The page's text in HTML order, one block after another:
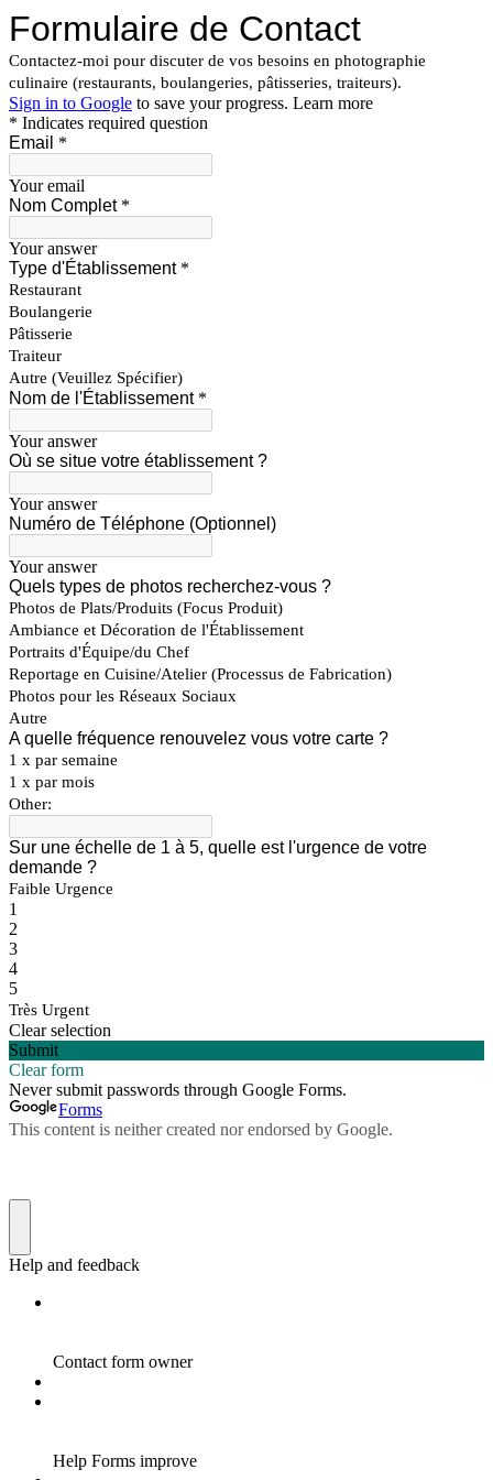
Formulaire de Contact
Contactez-moi pour discuter de vos besoins en photographie
culinaire (restaurants, boulangeries, pâtisseries, traiteurs).
Sign in to Google to save your progress. Learn more
* Indicates required question
Email *
Your email
Nom Complet*
Your answer
Type d'Établissement*
Restaurant
Boulangerie
Pâtisserie
Traiteur
Autre (Veuillez Spécifier)
Nom de l'Établissement*
Your answer
Où se situe votre établissement ?
Your answer
Numéro de Téléphone (Optionnel)
Your answer
Quels types de photos recherchez-vous ?
Photos de Plats/Produits (Focus Produit)
Ambiance et Décoration de l'Établissement
Portraits d'Équipe/du Chef
Reportage en Cuisine/Atelier (Processus de Fabrication)
Photos pour les Réseaux Sociaux
Autre
A quelle fréquence renouvelez vous votre carte ?
1 x par semaine
1 x par mois
Other:
Sur une échelle de 1 à 5, quelle est l'urgence de votre
demande ?
Faible Urgence
1
2
3
4
5
Très Urgent
Clear selection
Submit
Clear form
Never submit passwords through Google Forms.
Forms
This content is neither created nor endorsed by Google.
Help and feedback
Contact form owner
Help Forms improve